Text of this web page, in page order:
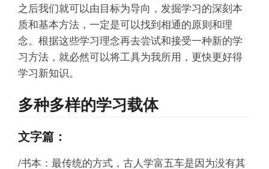
之后我们就可以由目标为导向，发掘学习的深刻本
质和基本方法，一定是可以找到相通的原则和理
念。根据这些学习理念再去尝试和接受一种新的学
习方法，就必然可以将工具为我所用，更快更好得
学习新知识。
多种多样的学习载体
文字篇：
/书本：最传统的方式，古人学富五车是因为没有其